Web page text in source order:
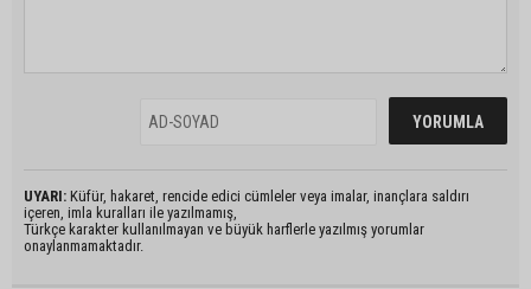
UYARI: Küfür, hakaret, rencide edici cümleler veya imalar, inançlara saldırı
içeren, imla kuralları ile yazılmamış,
Türkçe karakter kullanılmayan ve büyük harflerle yazılmış yorumlar
onaylanmamaktadır.